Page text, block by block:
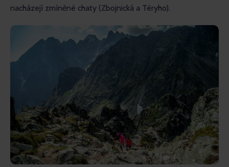
nacházejí zmíněné chaty (Zbojnická a Téryho).